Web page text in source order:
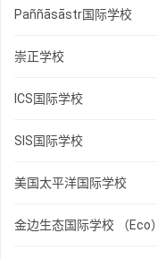
Paññāsāstr国际学校
崇正学校
ICS国际学校
SIS国际学校
美国太平洋国际学校
金边生态国际学校 （Eco）